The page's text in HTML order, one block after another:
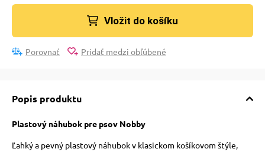
Vložit do košíku
Porovnať Pridať medzi obľúbené
Popis produktu
Plastový náhubok pre psov Nobby
Ľahký a pevný plastový náhubok v klasickom košíkovom štýle,